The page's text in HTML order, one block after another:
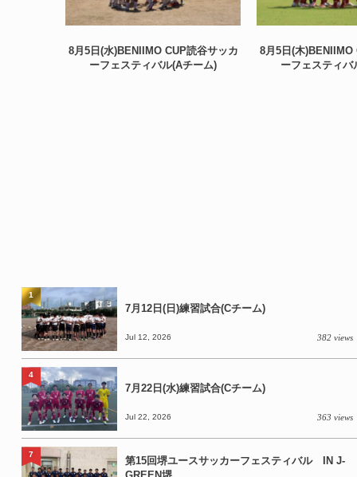
8月5日(水)BENIIMO CUP読谷サッカ
ーフェスティバル(Aチーム)
8月5日(木)BENIIMO
ーフェスティバ
7月12日(日)練習試合(Cチーム)
Jul 12, 2026 382 views
1
7月22日(水)練習試合(Cチーム)
Jul 22, 2026 363 views
4
第15回堺ユースサッカーフェスティバル IN J-
7